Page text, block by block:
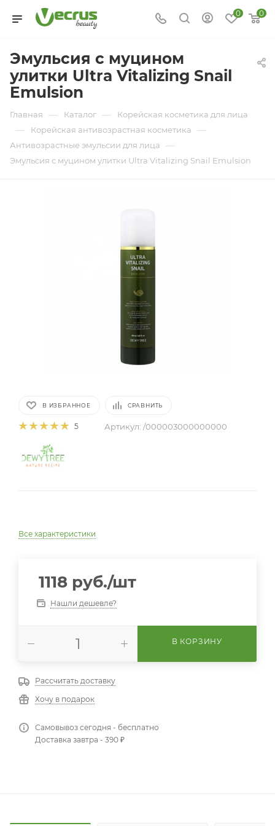
0 0
Эмульсия с муцином
улитки Ultra Vitalizing Snail
Emulsion
Главная — Каталог — Корейская косметика для лица
— Корейская антивозрастная косметика —
Антивозрастные эмульсии для лица —
Эмульсия с муцином улитки Ultra Vitalizing Snail Emulsion
В ИЗБРАННОЕ СРАВНИТЬ
5 Артикул: /000003000000000
Все характеристики
1118 руб./шт
Нашли дешевле?
В КОРЗИНУ
Рассчитать доставку
Хочу в подарок
Самовывоз сегодня - бесплатно
Доставка завтра - 390 ₽